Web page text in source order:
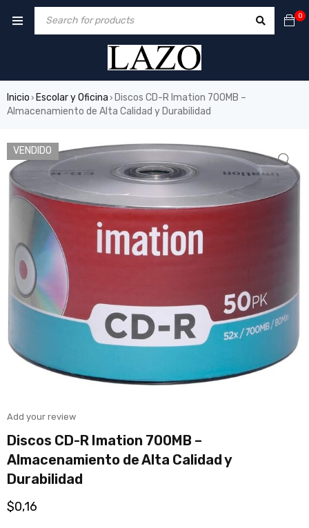
0
Inicio › Escolar y Oficina › Discos CD-R Imation 700MB –
Almacenamiento de Alta Calidad y Durabilidad
VENDIDO
Add your review
Discos CD-R Imation 700MB –
Almacenamiento de Alta Calidad y
Durabilidad
$0,16